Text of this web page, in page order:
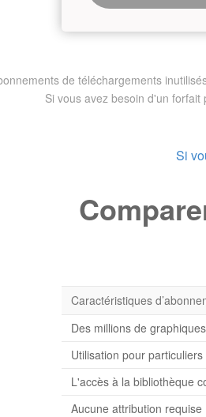
de téléchargements
Si vous avez besoin d'un
Si
Caractéristiques
Des millions de
Utilisation pour
L'accès à la bibliothèque
Aucune attribution requise